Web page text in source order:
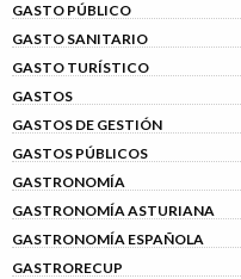
GASTO PÚBLICO
GASTO SANITARIO
GASTO TURÍSTICO
GASTOS
GASTOS DE GESTIÓN
GASTOS PÚBLICOS
GASTRONOMÍA
GASTRONOMÍA ASTURIANA
GASTRONOMÍA ESPAÑOLA
GASTRORECUP